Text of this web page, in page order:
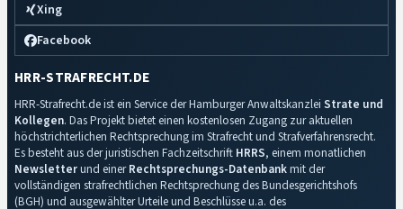
Xing
Facebook
HRR-STRAFRECHT.DE
HRR-Strafrecht.de ist ein Service der Hamburger Anwaltskanzlei Strate und
Kollegen. Das Projekt bietet einen kostenlosen Zugang zur aktuellen
höchstrichterlichen Rechtsprechung im Strafrecht und Strafverfahrensrecht.
Es besteht aus der juristischen Fachzeitschrift HRRS, einem monatlichen
Newsletterund einerRechtsprechungs-Datenbankmit der
vollständigen strafrechtlichen Rechtsprechung des Bundesgerichtshofs
(BGH) und ausgewählter Urteile und Beschlüsse u.a. des